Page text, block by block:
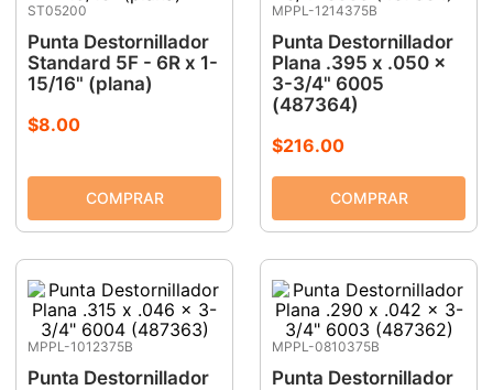
ST05200
Punta Destornillador
Standard 5F - 6R x 1-
15/16" (plana)
$8.00
MPPL-1214375B
Punta Destornillador
Plana .395 x .050 x
3-3/4" 6005
(487364)
$216.00
MPPL-1012375B
Punta Destornillador
MPPL-0810375B
Punta Destornillador